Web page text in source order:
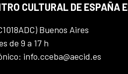
CULTURAL DE ESPAÑA
Buenos Aires
de 9 a 17 h
info.cceba@aecid.es